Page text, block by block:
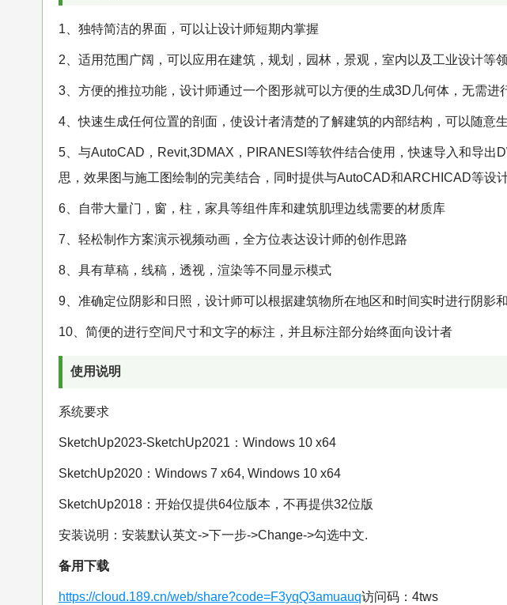
1、独特简洁的界面，可以让设计师短期内掌握
2、适用范围广阔，可以应用在建筑，规划，园林，景观，室内以及工业设计等
3、方便的推拉功能，设计师通过一个图形就可以方便的生成3D几何体，无需进
4、快速生成任何位置的剖面，使设计者清楚的了解建筑的内部结构，可以随意
5、与AutoCAD，Revit,3DMAX，PIRANESI等软件结合使用，快速导入和导出
思，效果图与施工图绘制的完美结合，同时提供与AutoCAD和ARCHICAD等设
6、自带大量门，窗，柱，家具等组件库和建筑肌理边线需要的材质库
7、轻松制作方案演示视频动画，全方位表达设计师的创作思路
8、具有草稿，线稿，透视，渲染等不同显示模式
9、准确定位阴影和日照，设计师可以根据建筑物所在地区和时间实时进行阴影
10、简便的进行空间尺寸和文字的标注，并且标注部分始终面向设计者
使用说明
系统要求
SketchUp2023-SketchUp2021：Windows 10 x64
SketchUp2020：Windows 7 x64, Windows 10 x64
SketchUp2018：开始仅提供64位版本，不再提供32位版
安装说明：安装默认英文->下一步->Change->勾选中文.
备用下载
https://cloud.189.cn/web/share?code=F3yqQ3amuauq访问码：4tws